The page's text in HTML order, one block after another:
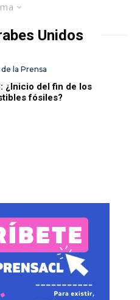
Unidos
la Prensa
¿Inicio del fin de los
fósiles?